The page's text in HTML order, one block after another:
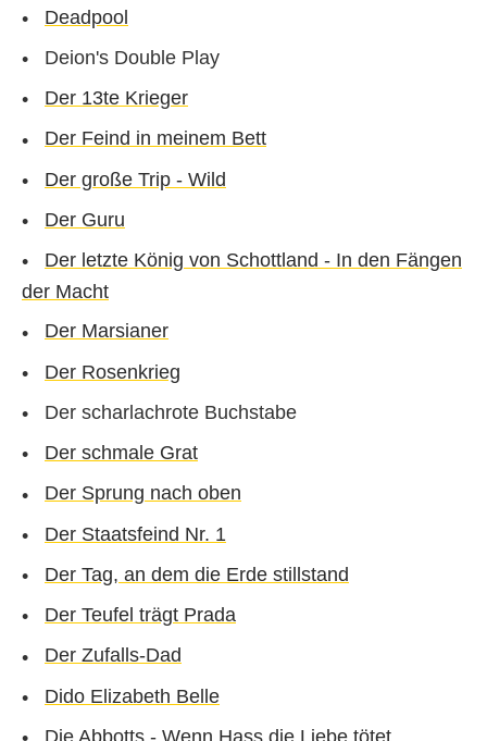
Deadpool
Deion's Double Play
Der 13te Krieger
Der Feind in meinem Bett
Der große Trip - Wild
Der Guru
Der letzte König von Schottland - In den Fängen
der Macht
Der Marsianer
Der Rosenkrieg
Der scharlachrote Buchstabe
Der schmale Grat
Der Sprung nach oben
Der Staatsfeind Nr. 1
Der Tag, an dem die Erde stillstand
Der Teufel trägt Prada
Der Zufalls-Dad
Dido Elizabeth Belle
Die Abbotts - Wenn Hass die Liebe tötet